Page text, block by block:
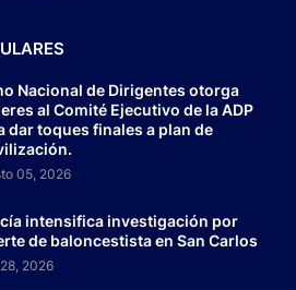
Nacional de Dirigentes otorga
al Comité Ejecutivo de la ADP
dar toques finales a plan de
05, 2026
intensifica investigación por
de baloncestista en San Carlos
2026